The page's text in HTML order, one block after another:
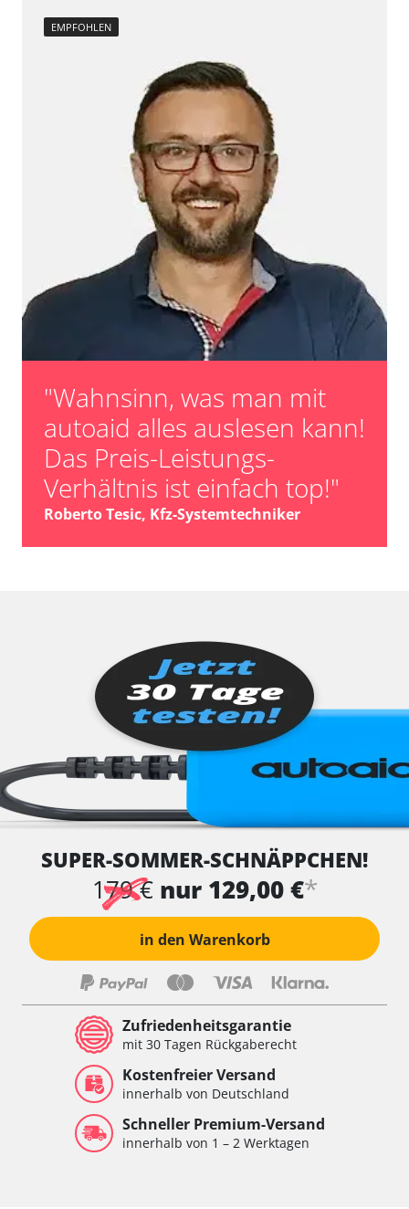
EMPFOHLEN
"Wahnsinn, was man mit
autoaid alles auslesen kann!
Das Preis-Leistungs-
Verhältnis ist einfach top!"
Roberto Tesic, Kfz-Systemtechniker
SUPER-SOMMER-SCHNÄPPCHEN!
179 € nur 129,00 €*
in den Warenkorb
Zufriedenheitsgarantie
mit 30 Tagen Rückgaberecht
Kostenfreier Versand
innerhalb von Deutschland
Schneller Premium-Versand
innerhalb von 1 – 2 Werktagen